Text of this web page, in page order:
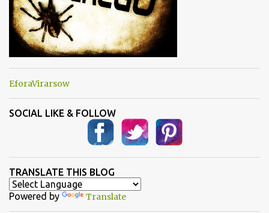
EforaVirarsow
SOCIAL LIKE & FOLLOW
TRANSLATE THIS BLOG
Powered by Translate